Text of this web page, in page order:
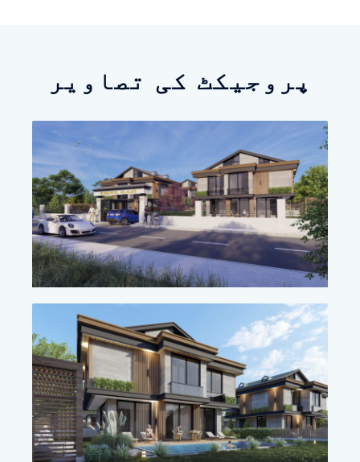
پروجیکٹ کی تصاویر